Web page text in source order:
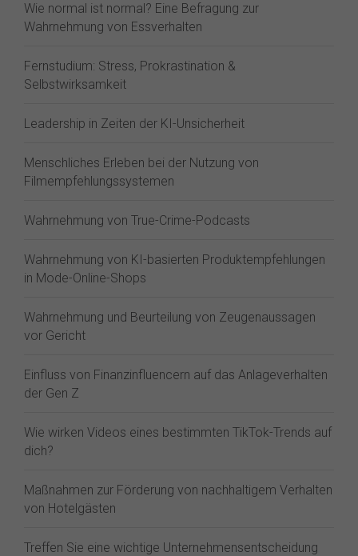
Wie normal ist normal? Eine Befragung zur
Wahrnehmung von Essverhalten
Fernstudium: Stress, Prokrastination &
Selbstwirksamkeit
Leadership in Zeiten der KI-Unsicherheit
Menschliches Erleben bei der Nutzung von
Filmempfehlungssystemen
Wahrnehmung von True-Crime-Podcasts
Wahrnehmung von KI-basierten Produktempfehlungen
in Mode-Online-Shops
Wahrnehmung und Beurteilung von Zeugenaussagen
vor Gericht
Einfluss von Finanzinfluencern auf das Anlageverhalten
der Gen Z⁠
Wie wirken Videos eines bestimmten TikTok-Trends auf
dich?
Maßnahmen zur Förderung von nachhaltigem Verhalten
von Hotelgästen
Treffen Sie eine wichtige Unternehmensentscheidung